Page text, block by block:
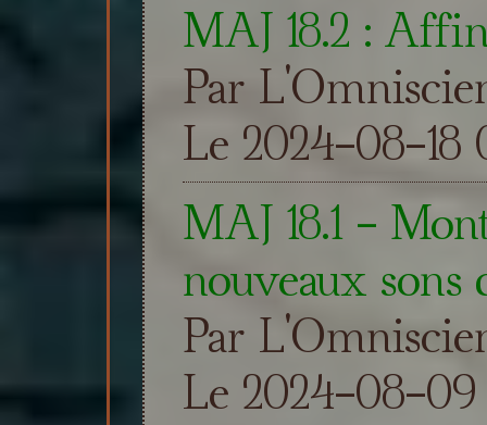
MAJ 18.2 :
Par
Le 2024-08-18
MAJ 18.1 -
nouveaux sons
Par
Le 2024-08-09